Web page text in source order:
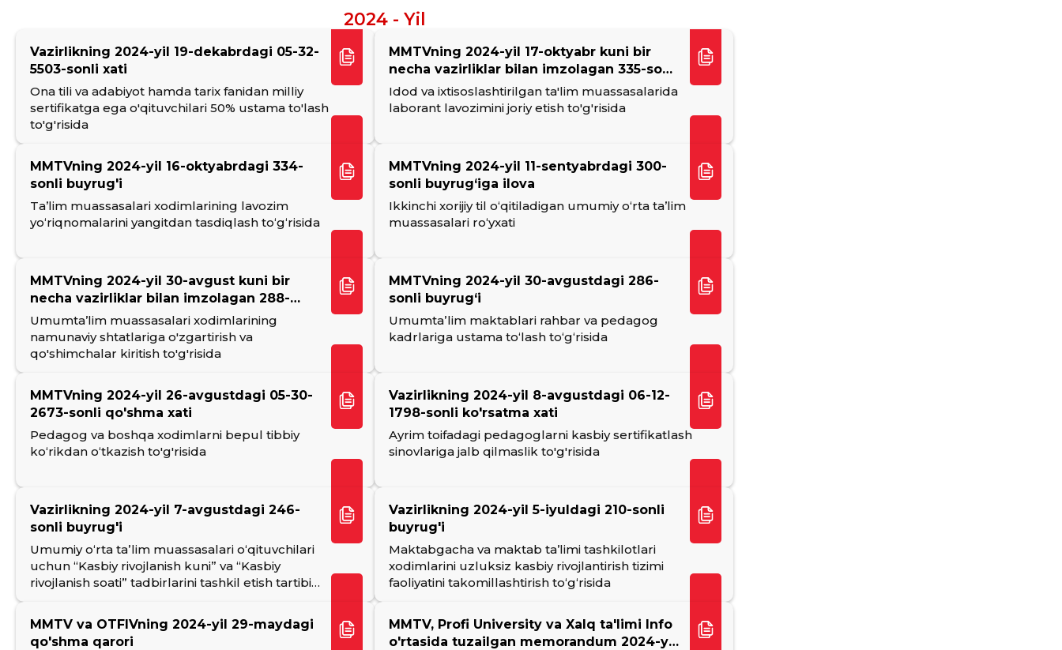
2024 - Yil
Vazirlikning 2024-yil 19-dekabrdagi 05-32-
5503-sonli xati
Ona tili va adabiyot hamda tarix fanidan milliy
sertifikatga ega o'qituvchilari 50% ustama to'lash
to'g'risida
MMTVning 2024-yil 17-oktyabr kuni bir
necha vazirliklar bilan imzolagan 335-sonli
buyrug'i
Idod va ixtisoslashtirilgan ta'lim muassasalarida
laborant lavozimini joriy etish to'g'risida
MMTVning 2024-yil 16-oktyabrdagi 334-
sonli buyrug'i
Ta’lim muassasalari xodimlarining lavozim
yo‘riqnomalarini yangitdan tasdiqlash to‘g‘risida
MMTVning 2024-yil 11-sentyabrdagi 300-
sonli buyrug‘iga ilova
Ikkinchi xorijiy til o‘qitiladigan umumiy o‘rta ta’lim
muassasalari ro‘yxati
MMTVning 2024-yil 30-avgust kuni bir
necha vazirliklar bilan imzolagan 288-
sonli buyrug'i
Umumtа’lim muassasalari xodimlarining
namunaviy shtatlariga o'zgartirish vа
qo'shimchalar kiritish to'g'risida
MMTVning 2024-yil 30-avgustdagi 286-
sonli buyrug‘i
Umumtaʼlim maktablari rahbar va pedagog
kadrlariga ustama toʻlash toʻgʻrisida
MMTVning 2024-yil 26-avgustdagi 05-30-
2673-sonli qo'shma xati
Pedagog va boshqa xodimlarni bepul tibbiy
ko‘rikdan o‘tkazish to'g'risida
Vazirlikning 2024-yil 8-avgustdagi 06-12-
1798-sonli ko'rsatma xati
Ayrim toifadagi pedagoglarni kasbiy sertifikatlash
sinovlariga jalb qilmaslik to'g'risida
Vazirlikning 2024-yil 7-avgustdagi 246-
sonli buyrug'i
Umumiy oʻrta taʼlim muassasalari oʻqituvchilari
uchun “Kasbiy rivojlanish kuni” va “Kasbiy
rivojlanish soati” tadbirlarini tashkil etish tartibi
Vazirlikning 2024-yil 5-iyuldagi 210-sonli
buyrug'i
Maktabgacha va maktab ta’limi tashkilotlari
xodimlarini uzluksiz kasbiy rivojlantirish tizimi
faoliyatini takomillashtirish to‘g‘risida
MMTV va OTFIVning 2024-yil 29-maydagi
qo'shma qarori
MMTV, Profi University va Xalq ta'limi Info
o'rtasida tuzailgan memorandum 2024-yil